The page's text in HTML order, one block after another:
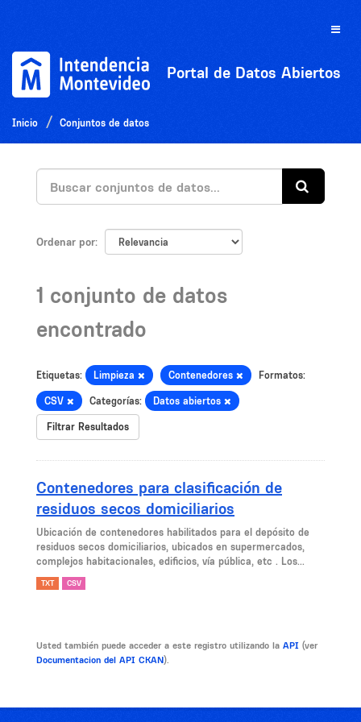
Toggle
Portal de Datos Abiertos
Inicio Conjuntos de datos
Ordenar por
1 conjunto de datos
encontrado
Etiquetas: Limpieza Contenedores Formatos:
CSV Categorías: Datos abiertos
Filtrar Resultados
Contenedores para clasificación de
residuos secos domiciliarios
Ubicación de contenedores habilitados para el depósito de
residuos secos domiciliarios, ubicados en supermercados,
complejos habitacionales, edificios, vía pública, etc . Los...
TXT CSV
Usted también puede acceder a este registro utilizando la API (ver
Documentacion del API CKAN).